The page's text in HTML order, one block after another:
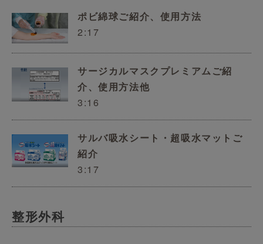
ポビ綿球ご紹介、使用方法
2:17
サージカルマスクプレミアムご紹
介、使用方法他
3:16
サルバ吸水シート・超吸水マットご
紹介
3:17
整形外科